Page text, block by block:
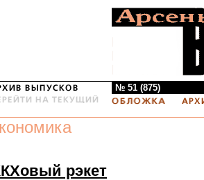
№ 51 (875)
рэкет